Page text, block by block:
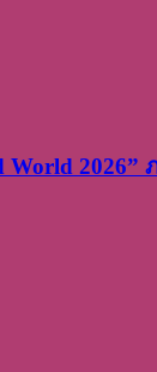
2026”